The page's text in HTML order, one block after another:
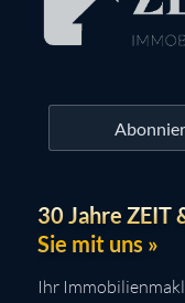
30 Jahre ZEIT
Sie mit uns »
Ihr